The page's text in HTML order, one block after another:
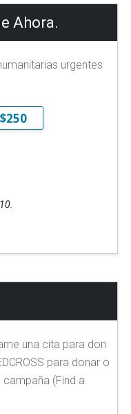
Ahora.
urgentes
$250
una cita para don
para donar o
(Find a